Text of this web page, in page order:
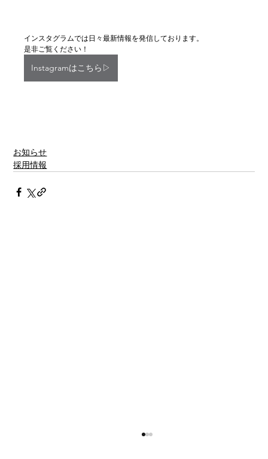
インスタグラムでは日々最新情報を発信しております。
是非ご覧ください！
Instagramはこちら▷
お知らせ
採用情報